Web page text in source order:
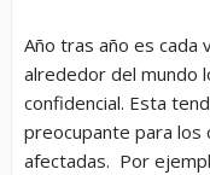
Año tras año es cada
alrededor del mundo
confidencial. Esta
preocupante para los
afectadas. Por